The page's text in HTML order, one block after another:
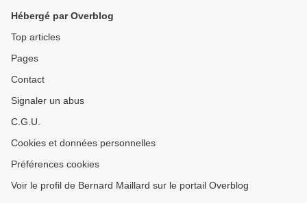
Hébergé par Overblog
Top articles
Pages
Contact
Signaler un abus
C.G.U.
Cookies et données personnelles
Préférences cookies
Voir le profil de Bernard Maillard sur le portail Overblog